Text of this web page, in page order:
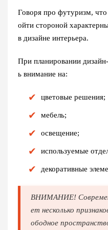
Говоря про футуризм, что
ойти стороной
в дизайне интерьера.
При планировании
ь внимание на:
цветовые решения;
мебель;
освещение;
используемые
декоративные
ВНИМАНИЕ!
ет несколько
ободное